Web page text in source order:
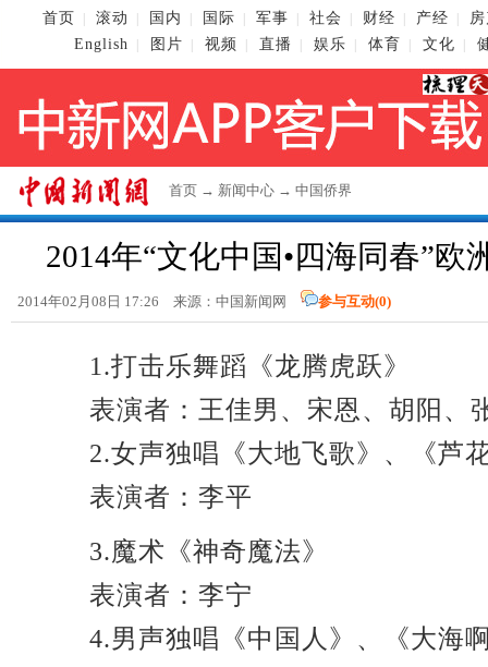
首页 滚动 国内 国际 军事 社会 财经 产经
English
图片 视频 直播 娱乐 体育 文化
首页 → 新闻中心 → 中国侨界
2014年“文化中国•四海同春”欧
2014年02月08日 17:26 来源： 中国新闻网 参与互动(0)
1.打击乐舞蹈《龙腾虎跃》
表演者：王佳男、宋恩、胡阳、
2.女声独唱《大地飞歌》、《芦
表演者：李平
3.魔术《神奇魔法》
表演者：李宁
4.男声独唱《中国人》、《大海